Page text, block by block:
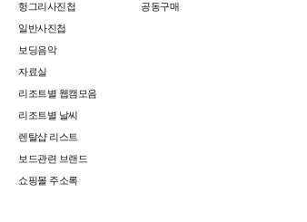
헝그리사진첩
일반사진첩
보딩음악
자료실
리조트별 웹캠모음
리조트별 날씨
렌탈샵 리스트
보드관련 브랜드
쇼핑몰 주소록
공동구매